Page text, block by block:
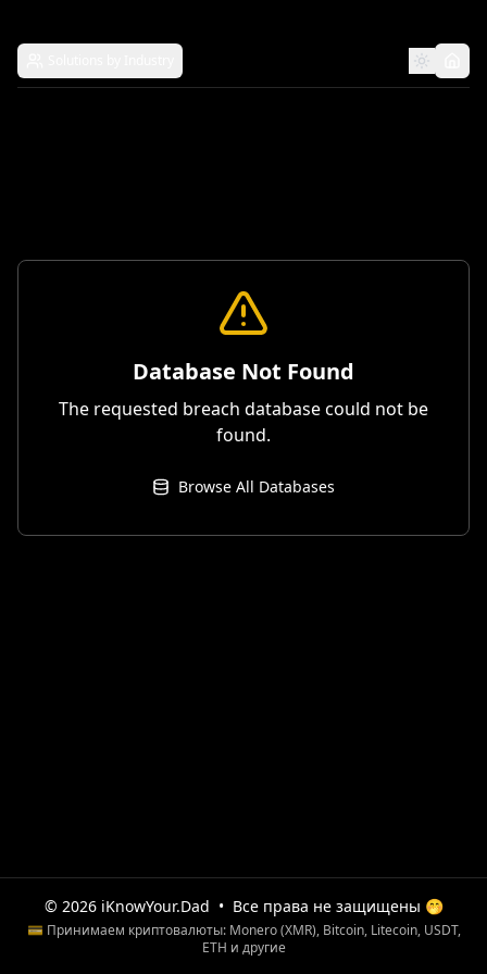
Database Not Found
The requested breach database could not be
found.
Browse All Databases
© 2026 iKnowYour.Dad • Все права не защищены 🤭
💳 Принимаем криптовалюты: Monero (XMR), Bitcoin, Litecoin, USDT,
ETH и другие